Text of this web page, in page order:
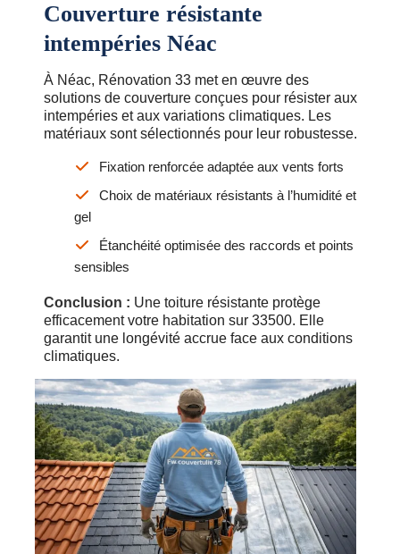
Couverture résistante
intempéries Néac
À Néac, Rénovation 33 met en œuvre des
solutions de couverture conçues pour résister aux
intempéries et aux variations climatiques. Les
matériaux sont sélectionnés pour leur robustesse.
Fixation renforcée adaptée aux vents forts
Choix de matériaux résistants à l’humidité et
gel
Étanchéité optimisée des raccords et points
sensibles
Conclusion : Une toiture résistante protège
efficacement votre habitation sur 33500. Elle
garantit une longévité accrue face aux conditions
climatiques.